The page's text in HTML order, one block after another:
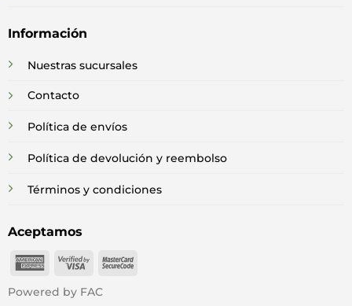
Información
Nuestras sucursales
Contacto
Política de envíos
Política de devolución y reembolso
Términos y condiciones
Aceptamos
American
Visa
MasterCard
Powered by FAC